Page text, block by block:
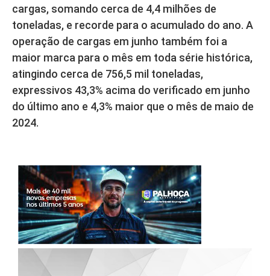
cargas, somando cerca de 4,4 milhões de
toneladas, e recorde para o acumulado do ano. A
operação de cargas em junho também foi a
maior marca para o mês em toda série histórica,
atingindo cerca de 756,5 mil toneladas,
expressivos 43,3% acima do verificado em junho
do último ano e 4,3% maior que o mês de maio de
2024.